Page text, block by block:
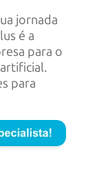
jornada
é a
para o
para